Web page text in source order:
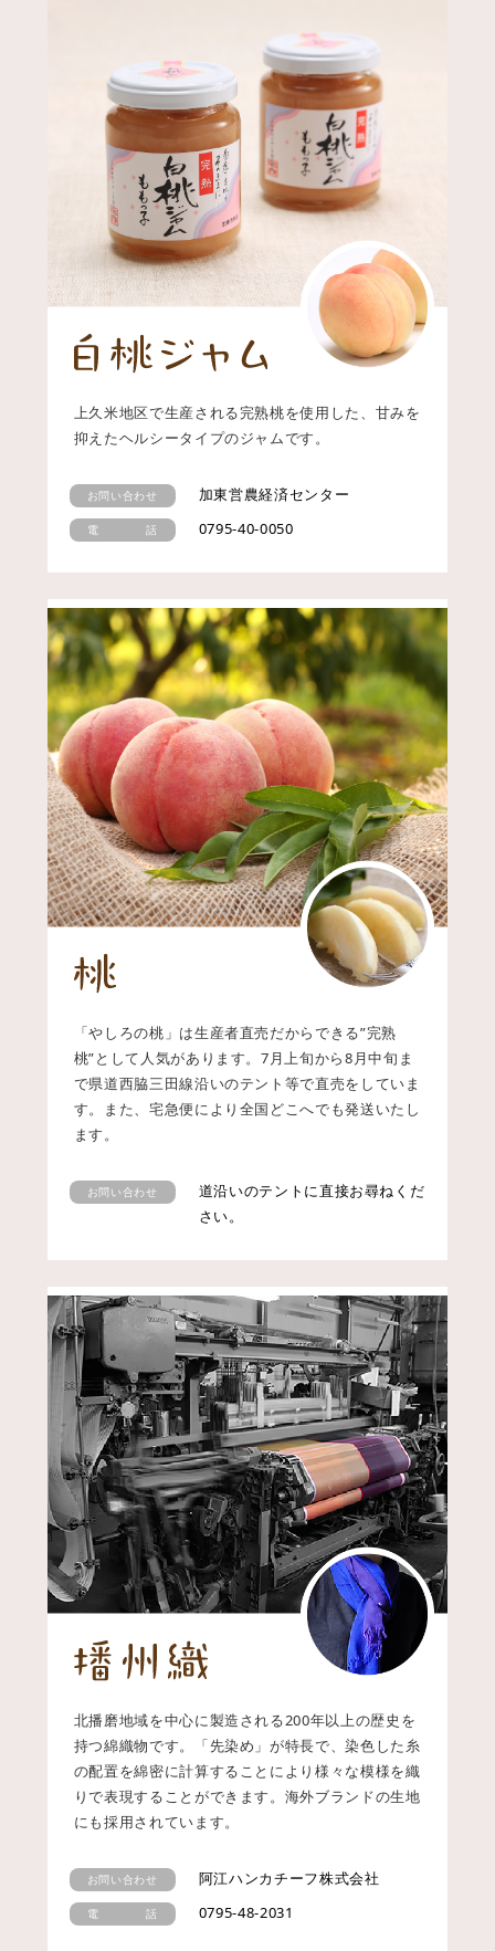
上久米地区で生産される完熟桃を使用した、甘みを
抑えたヘルシータイプのジャムです。
お問い合わせ 加東営農経済センター
電 話 0795-40-0050
「やしろの桃」は生産者直売だからできる”完熟
桃”として人気があります。7月上旬から8月中旬ま
で県道西脇三田線沿いのテント等で直売をしていま
す。また、宅急便により全国どこへでも発送いたし
ます。
お問い合わせ
道沿いのテントに直接お尋ねくだ
さい。
北播磨地域を中心に製造される200年以上の歴史を
持つ綿織物です。「先染め」が特長で、染色した糸
の配置を綿密に計算することにより様々な模様を織
りで表現することができます。海外ブランドの生地
にも採用されています。
お問い合わせ 阿江ハンカチーフ株式会社
電 話 0795-48-2031